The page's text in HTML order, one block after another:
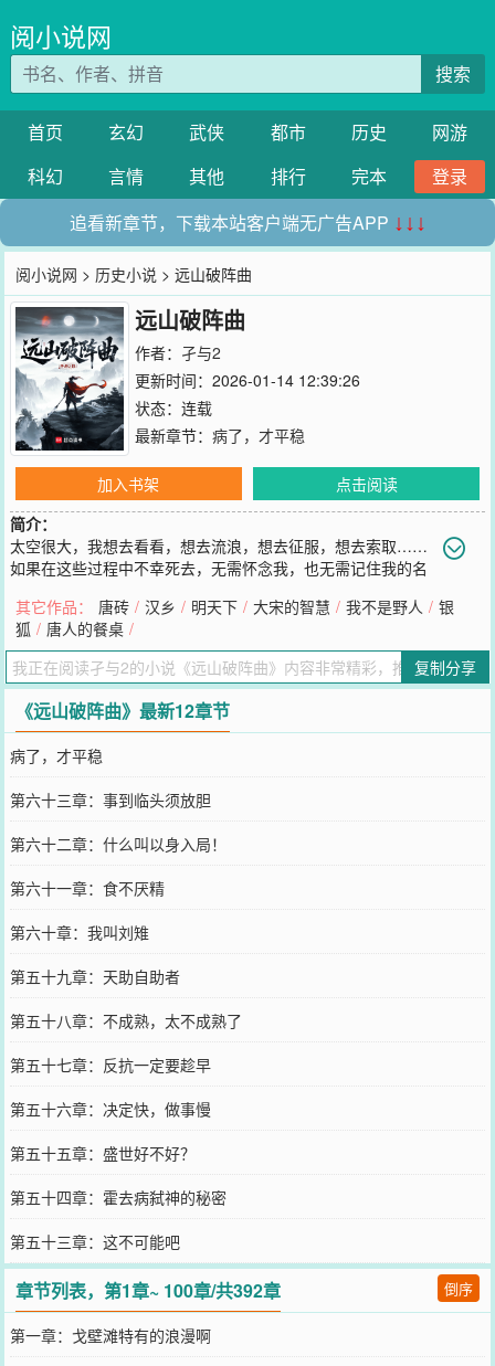
阅小说网
搜索
首页 玄幻 武侠 都市 历史
网游
科幻
言情 其他 排行 完本
登录
追看新章节，下载本站客户端无广告APP ↓↓↓
阅小说网 > 历史小说 > 远山破阵曲
远山破阵曲
作者： 孑与2
更新时间：2026-01-14 12:39:26
状态：连载
最新章节： 病了，才平稳
加入书架
点击阅读
简介：
太空很大，我想去看看，想去流浪，想去征服，想去索取……
如果在这些过程中不幸死去，无需怀念我，也无需记住我的名
芒……
您要是觉得《远山破阵曲
信里的朋友推荐哦！
其它作品： 唐砖 / 汉乡 / 明天下 / 大宋的智慧 / 我不是野人 / 银
狐 / 唐人的餐桌 /
复制分享
《远山破阵曲》最新12章节
病了，才平稳
第六十三章：事到临头须放胆
第六十二章：什么叫以身入局！
第六十一章：食不厌精
第六十章：我叫刘雉
第五十九章：天助自助者
第五十八章：不成熟，太不成熟了
第五十七章：反抗一定要趁早
第五十六章：决定快，做事慢
第五十五章：盛世好不好？
第五十四章：霍去病弑神的秘密
第五十三章：这不可能吧
章节列表，第1章~ 100章/共392章 倒序
第一章：戈壁滩特有的浪漫啊